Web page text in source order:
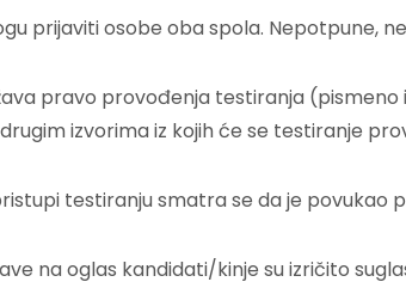
prijaviti osobe oba spola.
pravo provođenja testiranja
izvorima iz kojih će se testiranje
testiranju smatra se da je povukao
na oglas kandidati/kinje su izričito